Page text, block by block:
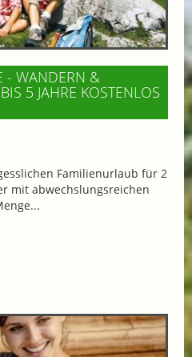
- WANDERN &
5 JAHRE KOSTENLOS
Familienurlaub für 2
mit abwechslungsreichen